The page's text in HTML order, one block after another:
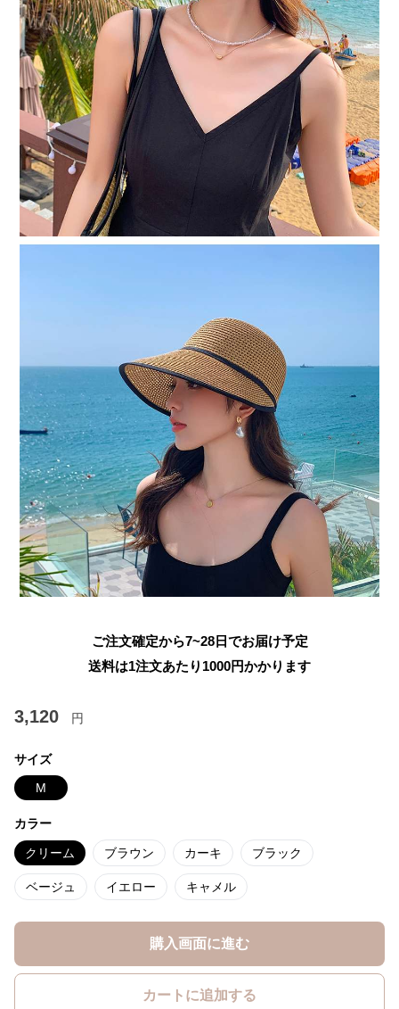
ご注文確定から7~28日でお届け予定
送料は1注文あたり 1000円かかります
3,120 円
サイズ
M
カラー
クリーム ブラウン カーキ ブラック
ベージュ イエロー キャメル
購入画面に進む
カートに追加する